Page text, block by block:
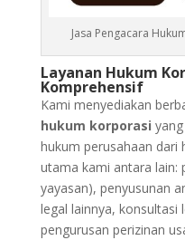
Jasa Pengacara
Layanan Hukum
Komprehensif
Kami menyediakan
hukum korporasi
hukum perusahaan dari
utama kami antara lain:
yayasan), penyusunan
legal lainnya, konsultasi
pengurusan perizinan